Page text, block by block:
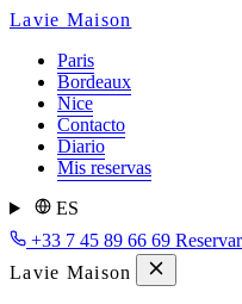
Lavie Maison
Paris
Bordeaux
Nice
Contacto
Diario
Mis reservas
ES
+33 7 45 89 66 69 Reservar
Lavie Maison